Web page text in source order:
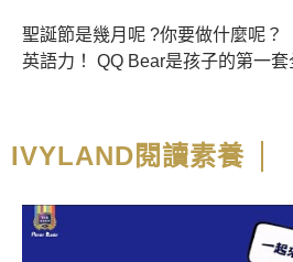
聖誕節是幾月呢 ?你要做什麼呢
英語力！ QQ Bear是孩子的第一套全腦開發英語教材，C
(5)Nature千變萬化的大自然，共
單字與實用生活短句，都是零基礎
識一月到十二月、還有「什麼時候
你會做些什麼呢？」...等生活英語
IVYLAND閱讀素養